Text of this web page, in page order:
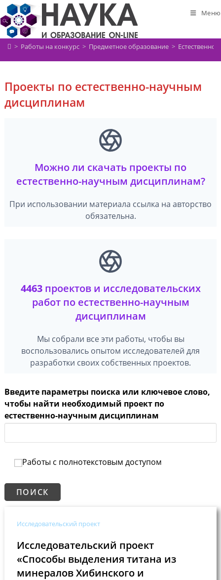
Перейти
к
содержимому
Меню
> Работы на конкурс > Предметное образование >
Проекты по естественно-научным
дисциплинам
Можно ли скачать проекты по
естественно-научным дисциплинам?
При использовании материала ссылка на авторство
обязательна.
4463проектов и исследовательских
работ по естественно-научным
дисциплинам
Мы собрали все эти работы, чтобы вы
воспользовались опытом исследователей для
разработки своих собственных проектов.
Введите параметры поиска или ключевое слово,
чтобы найти необходимый проект по
естественно-научным дисциплинам
Работы с полнотекстовым доступом
Исследовательский проект
Исследовательский проект
«Способы выделения титана из
минералов Хибинского и